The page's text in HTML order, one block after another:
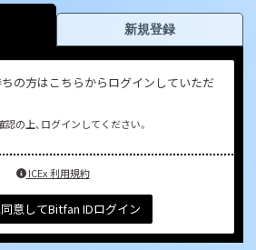
新規登録
の方はこちらからログインしていただ
の上、ログインしてください。
ICEx 利用規約
意してBitfan IDログイン